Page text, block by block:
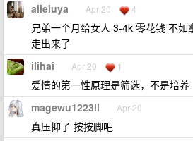
alleluya Apr 20 4
兄弟一个月给女人 3-4k 零花钱 不
走出来了
ilihai Apr 20 1
爱情的第一性原理是筛选，不是培养
magewu1223ll Apr 20
真压抑了 按按脚吧